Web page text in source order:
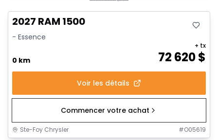
2027 RAM 1500
- Essence
0 km 72 620$
+ tx
Voir les détails
Commencer votre achat
Ste-Foy Chrysler #O05619